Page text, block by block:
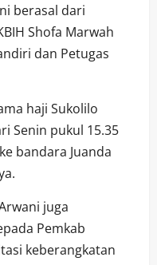
berasal dari
Shofa Marwah
dan Petugas
haji Sukolilo
Senin pukul 15.35
bandara Juanda
juga
Pemkab
keberangkatan